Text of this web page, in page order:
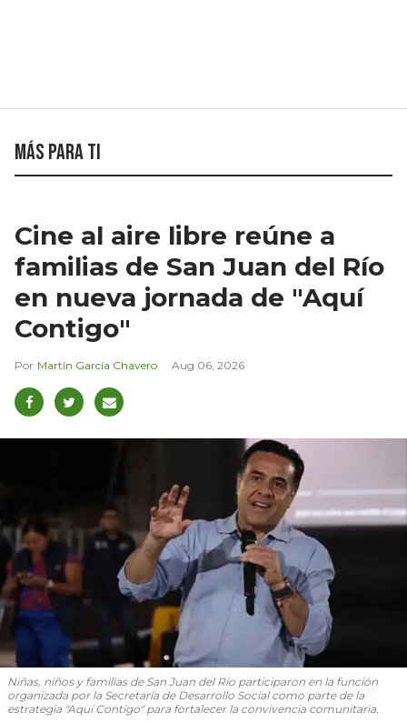
Más para ti
Cine al aire libre reúne a
familias de San Juan del Río
en nueva jornada de "Aquí
Contigo"
Martín García Chavero Aug 06, 2026
Niñas, niños y familias de San Juan del Río participaron en la función
organizada por la Secretaría de Desarrollo Social como parte de la
estrategia "Aquí Contigo" para fortalecer la convivencia comunitaria.